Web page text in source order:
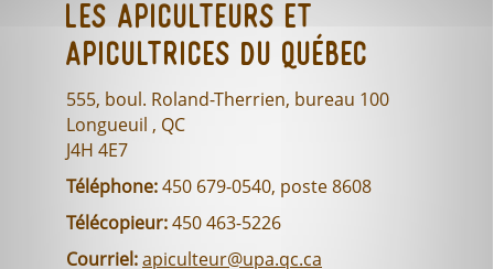
Les Apiculteurs et
Apicultrices du Québec
555, boul. Roland-Therrien, bureau 100
Longueuil , QC
J4H 4E7
Téléphone:450 679-0540, poste 8608
Télécopieur:450 463-5226
Courriel:apiculteur@upa.qc.ca